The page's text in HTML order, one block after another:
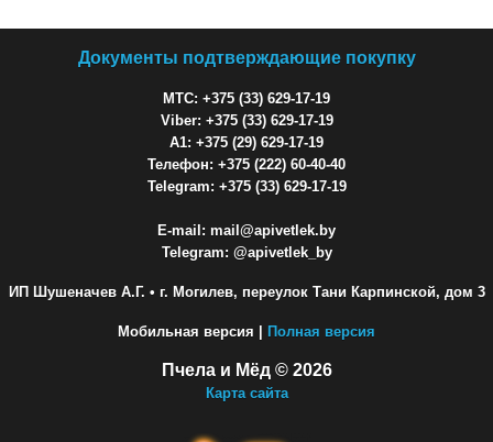
Документы подтверждающие покупку
МТС: +375 (33) 629-17-19
Viber: +375 (33) 629-17-19
A1: +375 (29) 629-17-19
Телефон: +375 (222) 60-40-40
Telegram: +375 (33) 629-17-19
E-mail: mail@apivetlek.by
Telegram: @apivetlek_by
ИП Шушеначев А.Г. • г. Могилев, переулок Тани Карпинской, дом 3
Мобильная версия | Полная версия
Пчела и Мёд © 2026
Карта сайта